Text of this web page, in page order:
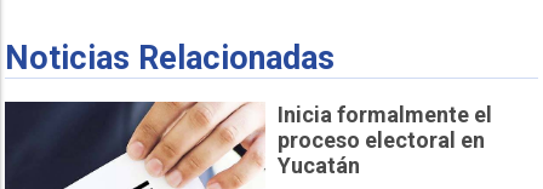
Noticias Relacionadas
Inicia formalmente el
proceso electoral en
Yucatán